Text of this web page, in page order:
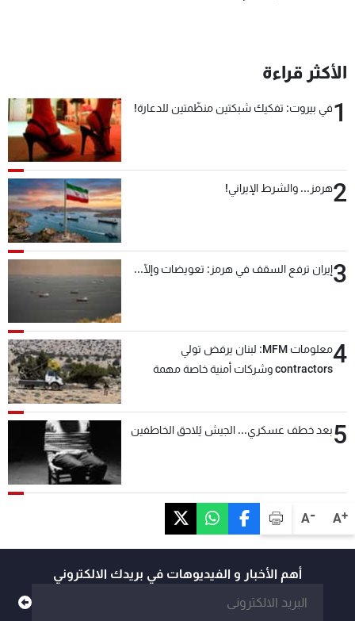
A+
A-
الأكثر قراءة
1في بيروت: تفكيك شبكتين منظّمتين للدعارة!
2هرمز... والشرط الإيراني!
3إيران ترفع السقف في هرمز: تعويضات وإلّا...
4
معلومات MFM: لبنان يرفض تولي
contractors وشركات أمنية خاصة مهمة
5بعد خطف عسكري... الجيش يُلاحق الخاطفين
أهم الأخبار و الفيديوهات في بريدك الالكتروني